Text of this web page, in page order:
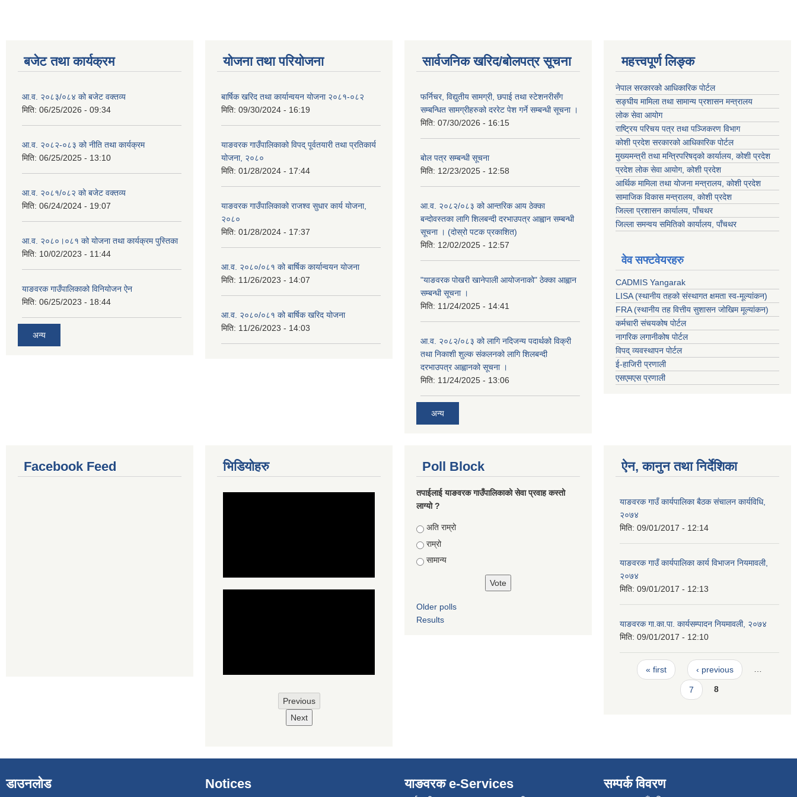
बजेट तथा कार्यक्रम
आ.व. २०८३/०८४ को बजेट वक्तव्य
मिति: 06/25/2026 - 09:34
आ.व. २०८२-०८३ को नीति तथा कार्यक्रम
मिति: 06/25/2025 - 13:10
आ.व. २०८१/०८२ को बजेट वक्तव्य
मिति: 06/24/2024 - 19:07
आ.व. २०८०।०८१ को योजना तथा कार्यक्रम पुस्तिका
मिति: 10/02/2023 - 11:44
याङवरक गाउँपालिकाको विनियोजन ऐन
मिति: 06/25/2023 - 18:44
अन्य
योजना तथा परियोजना
बार्षिक खरिद तथा कार्यान्वयन योजना २०८१-०८२
मिति: 09/30/2024 - 16:19
याङवरक गाउँपालिकाको विपद् पूर्वतयारी तथा प्रतिकार्य
योजना, २०८०
मिति: 01/28/2024 - 17:44
याङवरक गाउँपालिकाको राजश्व सुधार कार्य योजना,
२०८०
मिति: 01/28/2024 - 17:37
आ.व. २०८०/०८१ को बार्षिक कार्यान्वयन योजना
मिति: 11/26/2023 - 14:07
आ.व. २०८०/०८१ को बार्षिक खरिद योजना
मिति: 11/26/2023 - 14:03
सार्वजनिक खरिद/बोलपत्र सूचना
फर्निचर, विद्युतीय सामग्री, छपाई तथा स्टेशनरीसँग
सम्बन्धित सामग्रीहरुको दररेट पेश गर्ने सम्बन्धी सूचना ।
मिति: 07/30/2026 - 16:15
बोल पत्र सम्बन्धी सूचना
मिति: 12/23/2025 - 12:58
आ.व. २०८२/०८३ को आन्तरिक आय ठेक्का
बन्दोवस्तका लागि शिलबन्दी दरभाउपत्र आह्वान सम्बन्धी
सूचना । (दोस्रो पटक प्रकाशित)
मिति: 12/02/2025 - 12:57
"याङवरक पोखरी खानेपाली आयोजनाको" ठेक्का आह्वान
सम्बन्धी सूचना ।
मिति: 11/24/2025 - 14:41
आ.व. २०८२/०८३ को लागि नदिजन्य पदार्थको विक्री
तथा निकाशी शुल्क संकलनको लागि शिलबन्दी
दरभाउपत्र आह्वानको सूचना ।
मिति: 11/24/2025 - 13:06
अन्य
महत्त्वपूर्ण लिङ्क
नेपाल सरकारको आधिकारिक पोर्टल
सङ्‍घीय मामिला तथा सामान्य प्रशासन मन्त्रालय
लोक सेवा आयोग
राष्ट्रिय परिचय पत्र तथा पञ्जिकरण विभाग
कोशी प्रदेश सरकारको आधिकारिक पोर्टल
मुख्यमन्त्री तथा मन्त्रिपरिषद्को कार्यालय, कोशी प्रदेश
प्रदेश लोक सेवा आयोग, कोशी प्रदेश
आर्थिक मामिला तथा योजना मन्त्रालय, कोशी प्रदेश
सामाजिक विकास मन्त्रालय, कोशी प्रदेश
जिल्ला प्रशासन कार्यालय, पाँचथर
जिल्ला समन्वय समितिको कार्यालय, पाँचथर
वेव सफ्टवेयरहरु
CADMIS Yangarak
LISA (स्थानीय तहको संस्थागत क्षमता स्व-मूल्यांकन)
FRA (स्थानीय तह वित्तीय सुशासन जोखिम मूल्यांकन)
कर्मचारी संचयकोष पोर्टल
नागरिक लगानीकोष पोर्टल
विपद् व्यवस्थापन पोर्टल
ई-हाजिरी प्रणाली
एसएमएस प्रणाली
Facebook Feed भिडियोहरु
Previous
Next
Poll Block
तपाईलाई याङवरक गाउँपालिकाको सेवा प्रवाह कस्तो
लाग्यो ?
Choices
अति राम्रो
राम्रो
सामान्य
Older polls
Results
ऐन, कानुन तथा निर्देशिका
याङवरक गाउँ कार्यपालिका बैठक संचालन कार्यविधि,
२०७४
मिति: 09/01/2017 - 12:14
याङवरक गाउँ कार्यपालिका कार्य विभाजन नियमावली,
२०७४
मिति: 09/01/2017 - 12:13
याङवरक गा.का.पा. कार्यसम्पादन नियमावली, २०७४
मिति: 09/01/2017 - 12:10
Pages
« first ‹ previous …
7 8
डाउनलोड Notices याङवरक e-Services सम्पर्क विवरण